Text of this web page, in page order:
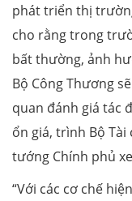
phát triển thị
cho rằng trong
bất thường, ảnh
Bộ Công Thương
quan đánh giá tác
ổn giá, trình Bộ
tướng Chính phủ
“Với các cơ chế